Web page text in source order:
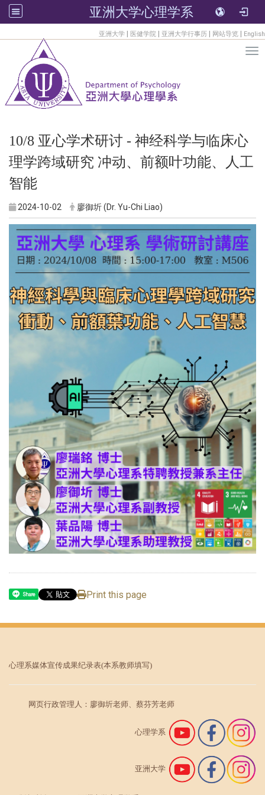
亚洲大学心理学系
亚洲大学 | 医健学院 | 亚洲大学行事历 | 网站导览 | English
10/8 亚心学术研讨 - 神经科学与临床心
理学跨域研究 冲动、前额叶功能、人工
智能
2024-10-02 廖御圻 (Dr. Yu-Chi Liao)
Share Print this page
心理系媒体宣传成果纪录表(本系教师填写)
网页行政管理人：廖御圻老师、蔡芬芳老师
心理学系
亚洲大学